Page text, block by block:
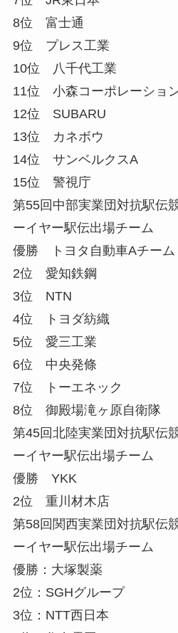
8位 富士通
9位 プレス工業
10位 八千代工業
11位 小森コーポレーショ
12位 SUBARU
13位 カネボウ
14位 サンベルクスA
15位 警視庁
第55回中部実業団対抗駅伝
ーイヤー駅伝出場チーム
優勝 トヨタ自動車Aチーム
2位 愛知鉄鋼
3位 NTN
4位 トヨダ紡織
5位 愛三工業
6位 中央発條
7位 トーエネック
8位 御殿場滝ヶ原自衛隊
第45回北陸実業団対抗駅伝
ーイヤー駅伝出場チーム
優勝 YKK
2位 重川材木店
第58回関西実業団対抗駅伝
ーイヤー駅伝出場チーム
優勝：大塚製薬
2位：SGHグループ
3位：NTT西日本